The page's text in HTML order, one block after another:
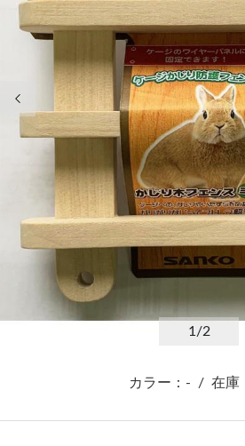
前の画像
1/2
カラー：- / 在庫